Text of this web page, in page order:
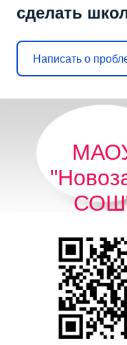
сделать
Написать о